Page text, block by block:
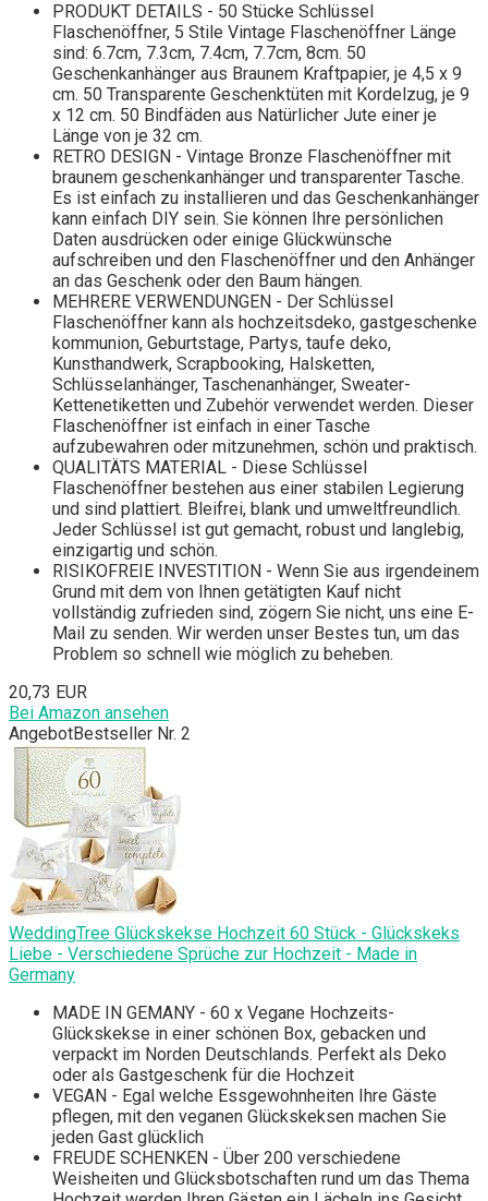
PRODUKT DETAILS - 50 Stücke Schlüssel
Flaschenöffner, 5 Stile Vintage Flaschenöffner Länge
sind: 6.7cm, 7.3cm, 7.4cm, 7.7cm, 8cm. 50
Geschenkanhänger aus Braunem Kraftpapier, je 4,5 x 9
cm. 50 Transparente Geschenktüten mit Kordelzug, je 9
x 12 cm. 50 Bindfäden aus Natürlicher Jute einer je
Länge von je 32 cm.
RETRO DESIGN - Vintage Bronze Flaschenöffner mit
braunem geschenkanhänger und transparenter Tasche.
Es ist einfach zu installieren und das Geschenkanhänger
kann einfach DIY sein. Sie können Ihre persönlichen
Daten ausdrücken oder einige Glückwünsche
aufschreiben und den Flaschenöffner und den Anhänger
an das Geschenk oder den Baum hängen.
MEHRERE VERWENDUNGEN - Der Schlüssel
Flaschenöffner kann als hochzeitsdeko, gastgeschenke
kommunion, Geburtstage, Partys, taufe deko,
Kunsthandwerk, Scrapbooking, Halsketten,
Schlüsselanhänger, Taschenanhänger, Sweater-
Kettenetiketten und Zubehör verwendet werden. Dieser
Flaschenöffner ist einfach in einer Tasche
aufzubewahren oder mitzunehmen, schön und praktisch.
QUALITÄTS MATERIAL - Diese Schlüssel
Flaschenöffner bestehen aus einer stabilen Legierung
und sind plattiert. Bleifrei, blank und umweltfreundlich.
Jeder Schlüssel ist gut gemacht, robust und langlebig,
einzigartig und schön.
RISIKOFREIE INVESTITION - Wenn Sie aus irgendeinem
Grund mit dem von Ihnen getätigten Kauf nicht
vollständig zufrieden sind, zögern Sie nicht, uns eine E-
Mail zu senden. Wir werden unser Bestes tun, um das
Problem so schnell wie möglich zu beheben.
20,73 EUR
Bei Amazon ansehen
AngebotBestseller Nr. 2
WeddingTree Glückskekse Hochzeit 60 Stück - Glückskeks
Liebe - Verschiedene Sprüche zur Hochzeit - Made in
Germany
MADE IN GEMANY - 60 x Vegane Hochzeits-
Glückskekse in einer schönen Box, gebacken und
verpackt im Norden Deutschlands. Perfekt als Deko
oder als Gastgeschenk für die Hochzeit
VEGAN - Egal welche Essgewohnheiten Ihre Gäste
pflegen, mit den veganen Glückskeksen machen Sie
jeden Gast glücklich
FREUDE SCHENKEN - Über 200 verschiedene
Weisheiten und Glücksbotschaften rund um das Thema